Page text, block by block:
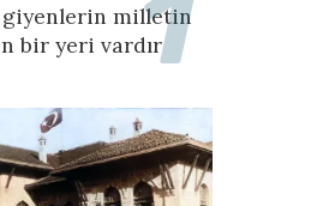
giyenlerin milletin
bir yeri vardır